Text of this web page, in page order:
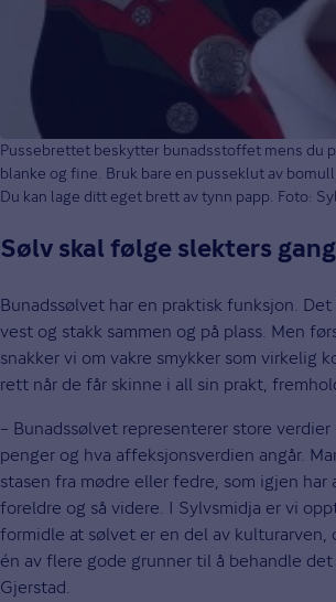
Pussebrettet beskytter bunadsstoffet mens du
blanke og fine. Bruk bare en pusseklut av
Du kan lage ditt eget brett av tynn papp. Foto:
Sølv skal følge slekters gang
Bunadssølvet har en praktisk funksjon.
vest og stakk sammen og på plass. Men
snakker vi om vakre smykker som virkelig
rett når de får skinne i all sin prakt,
– Bunadssølvet representerer store verdier
penger og hva affeksjonsverdien angår.
stasen fra mødre eller fedre, som igjen har
foreldre og så videre. I Sylvsmidja er vi
formidle at sølvet er en del av kulturarven,
én av flere gode grunner til å behandle
Gjerstad.